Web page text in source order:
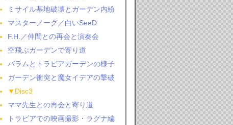
ミサイル基地破壊とガーデン内紛
マスターノーグ／白いSeeD
F.H.／仲間との再会と演奏会
空飛ぶガーデンで寄り道
バラムとトラビアガーデンの様子
ガーデン衝突と魔女イデアの撃破
▼Disc3
ママ先生との再会と寄り道
トラビアでの映画撮影・ラグナ編